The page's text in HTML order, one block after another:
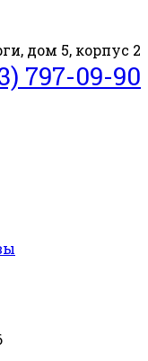
дом 5, корпус 2
797-09-90